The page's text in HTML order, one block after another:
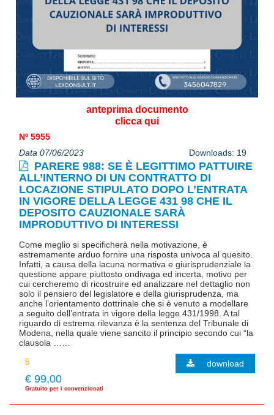
anteprima documento
clicca qui
Nº 5955
Data 07/06/2023
Downloads: 19
PARERE 988: SE È LEGITTIMO PATTUIRE
ALL’INTERNO DI UN CONTRATTO DI
LOCAZIONE STIPULATO DOPO L’ENTRATA
IN VIGORE DELLA LEGGE 431 98 CHE IL
DEPOSITO CAUZIONALE SARÀ
IMPRODUTTIVO DI INTERESSI
Come meglio si specificherà nella motivazione, è
estremamente arduo fornire una risposta univoca al quesito.
Infatti, a causa della lacuna normativa e giurisprudenziale la
questione appare piuttosto ondivaga ed incerta, motivo per
cui cercheremo di ricostruire ed analizzare nel dettaglio non
solo il pensiero del legislatore e della giurisprudenza, ma
anche l’orientamento dottrinale che si è venuto a modellare
a seguito dell’entrata in vigore della legge 431/1998. A tal
riguardo di estrema rilevanza è la sentenza del Tribunale di
Modena, nella quale viene sancito il principio secondo cui “la
clausola ……
€ 99,00
Gratuito per i convenzionati
download